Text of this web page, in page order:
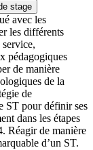
stage
avec les
les différents
service,
pédagogiques
de manière
de la
de
ST pour définir ses
dans les étapes
Réagir de manière
d’un ST.